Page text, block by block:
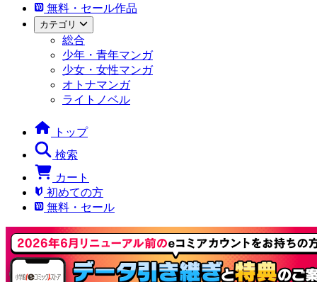
無料・セール作品
カテゴリ
総合
少年・青年マンガ
少女・女性マンガ
オトナマンガ
ライトノベル
トップ
検索
カート
初めての方
無料・セール